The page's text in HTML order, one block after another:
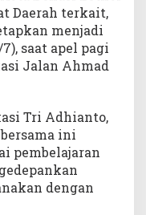
Daerah terkait,
menjadi
saat apel pagi
Jalan Ahmad
Tri Adhianto,
ini
pembelajaran
dengan